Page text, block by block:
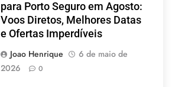
para Porto Seguro em Agosto:
Voos Diretos, Melhores Datas
e Ofertas Imperdíveis
Joao Henrique
6 de maio de
2026
0